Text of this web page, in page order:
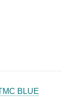
BLUE